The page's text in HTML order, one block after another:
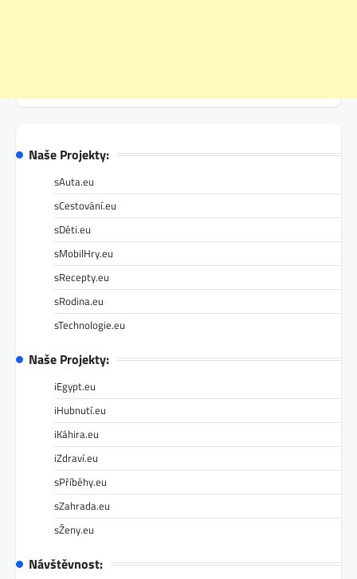
Naše Projekty:
sAuta.eu
sCestování.eu
sDěti.eu
sMobilHry.eu
sRecepty.eu
sRodina.eu
sTechnologie.eu
Naše Projekty:
iEgypt.eu
iHubnutí.eu
iKáhira.eu
iZdraví.eu
sPříběhy.eu
sZahrada.eu
sŽeny.eu
Návštěvnost: